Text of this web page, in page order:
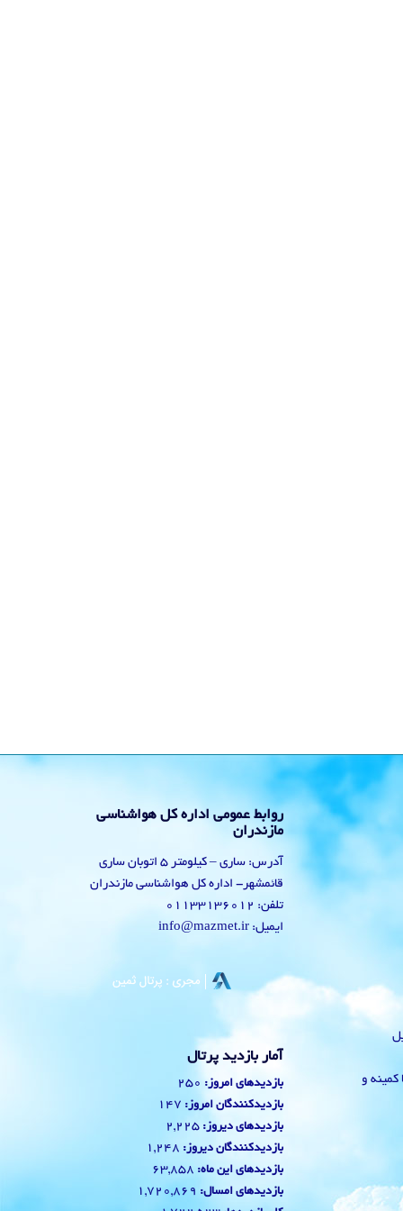
با کمینه و
روابط عمومی اداره کل هواشناسی
مازندران
آدرس: ساری – کیلومتر 5 اتوبان ساری
قائمشهر- اداره کل هواشناسی مازندران
تلفن: 01133136012
ایمیل: info@mazmet.ir
آمار بازدید پرتال
بازدیدهای امروز: 250
بازدیدکنندگان امروز: 147
بازدیدهای دیروز: 2,225
بازدیدکنندگان دیروز: 1,248
بازدیدهای این ماه: 63,858
بازدیدهای امسال: 1,720,869